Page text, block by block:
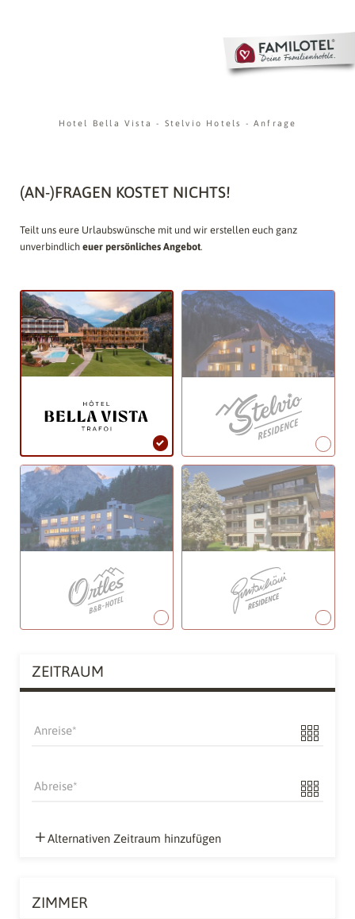
Hotel Bella Vista- Stelvio Hotels - Anfrage
(AN-)FRAGEN KOSTET NICHTS!
Teilt uns eure Urlaubswünsche mit und wir erstellen euch ganz
unverbindlich euer persönliches Angebot.
ZEITRAUM
Anreise
Abreise
Alternativen Zeitraum hinzufügen
ZIMMER